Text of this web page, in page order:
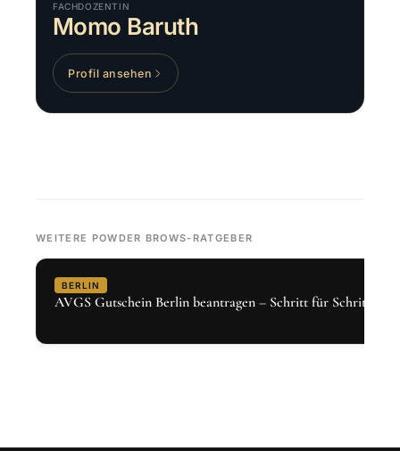
FACHDOZENTIN
Momo Baruth
Profil ansehen
WEITERE POWDER BROWS-RATGEBER
BERLIN
AVGS Gutschein Berlin beantragen – Schritt für Schritt 2026